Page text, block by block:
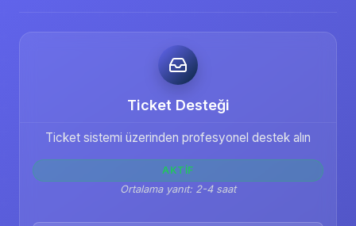
Ticket Desteği
Ticket sistemi üzerinden profesyonel destek alın
AKTIF
Ortalama yanıt: 2-4 saat